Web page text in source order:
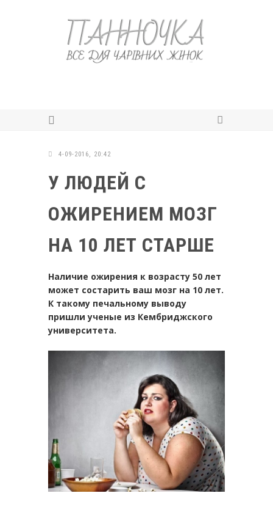
4-09-2016, 20:42
У ЛЮДЕЙ С
ОЖИРЕНИЕМ МОЗГ
НА 10 ЛЕТ СТАРШЕ
Наличие ожирения к возрасту 50 лет
может состарить ваш мозг на 10 лет.
К такому печальному выводу
пришли ученые из Кембриджского
университета.